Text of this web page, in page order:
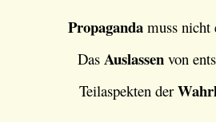
Propaganda muss nicht
Das Auslassenvon
Teilaspekten der